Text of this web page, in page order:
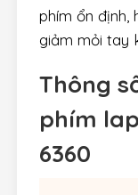
phím ổn định,
giảm mỏi tay
Thông
phím
6360